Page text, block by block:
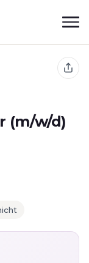
(m/w/d)